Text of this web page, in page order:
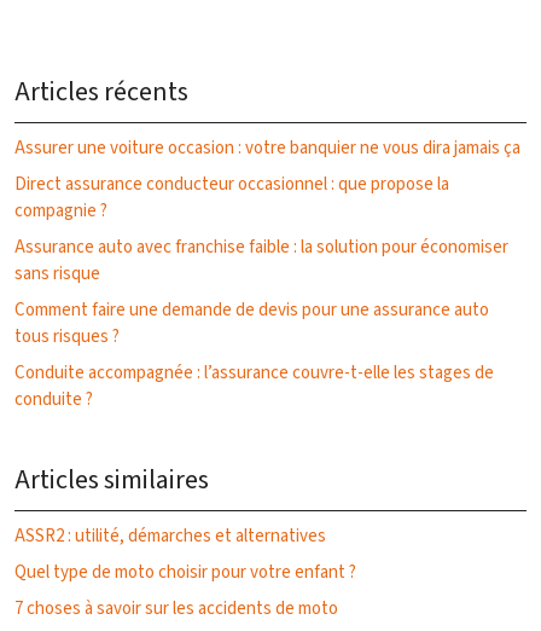
Articles récents
Assurer une voiture occasion : votre banquier ne vous dira jamais ça
Direct assurance conducteur occasionnel : que propose la
compagnie ?
Assurance auto avec franchise faible : la solution pour économiser
sans risque
Comment faire une demande de devis pour une assurance auto
tous risques ?
Conduite accompagnée : l’assurance couvre-t-elle les stages de
conduite ?
Articles similaires
ASSR2 : utilité, démarches et alternatives
Quel type de moto choisir pour votre enfant ?
7 choses à savoir sur les accidents de moto